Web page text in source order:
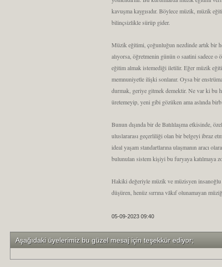
kavuşma kaygısıdır. Böylece müzik, müzik
bilinçsizlikle sürüp gider.
Müzik eğitimi, çoğunluğun nezdinde artık bir
alıyorsa, öğretmenin günün o saatini sadece o
eğitim almak istemediği iletilir. Eğer müzik
memnuniyetle ilişki sonlanır. Oysa bir
durmak, geriye gitmek demektir. Ne var ki bu
üretemeyip, yeni gibi gözüken ama aslında
Bunun dışında bir de Batılılaşma etkisinde,
uluslararası geçerliliği olan bir belgeyi ibraz
ideal yaşam standartlarına ulaşmanın aracı
bulunulan sistem kişiyi bu furyaya katılmaya
Hakiki değeriyle müzik ve müzisyen
düşüren, henüz sırrına vâkıf olunamayan
05-09-2023 09:40
Aşağıdaki üyelerimiz bu güzel mesaj için teşekkür ediyor;